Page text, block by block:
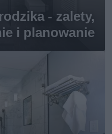
- zalety,
i planowanie